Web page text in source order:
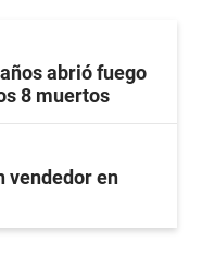
abrió fuego
8 muertos
vendedor en